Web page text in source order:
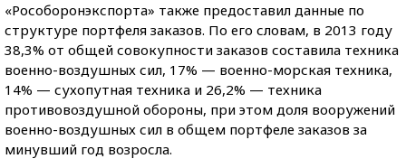
«Рособоронэкспорта» также предоставил данные по
структуре портфеля заказов. По его словам, в 2013 году
38,3% от общей совокупности заказов составила техника
военно-воздушных сил, 17% — военно-морская техника,
14% — сухопутная техника и 26,2% — техника
противовоздушной обороны, при этом доля вооружений
военно-воздушных сил в общем портфеле заказов за
минувший год возросла.